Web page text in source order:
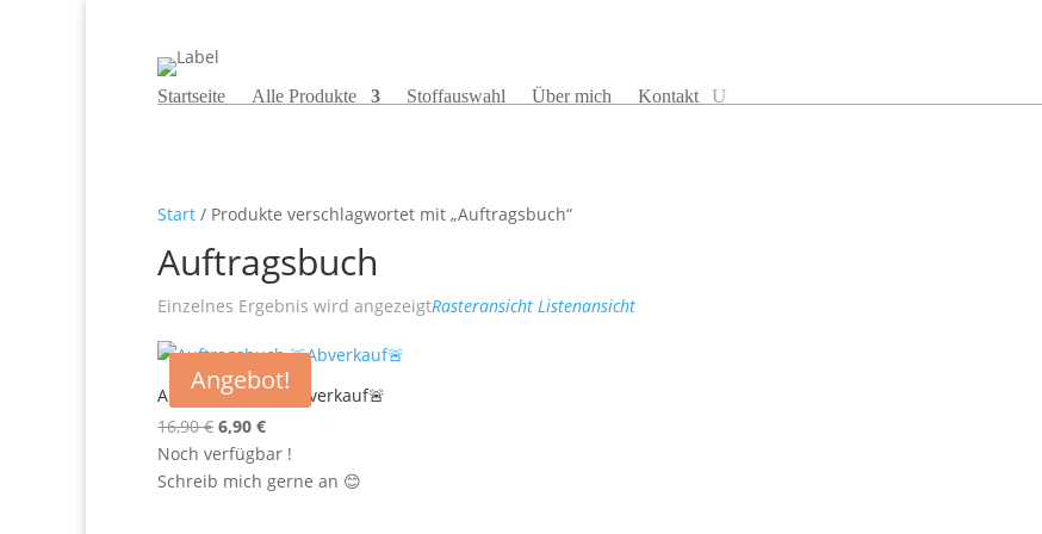
Startseite Alle Produkte Stoffauswahl Über mich Kontakt
Start / Produkte verschlagwortet mit „Auftragsbuch“
Auftragsbuch
Einzelnes Ergebnis wird angezeigtRasteransicht Listenansicht
Angebot!
Auftragsbuch 🚨Abverkauf🚨
16,90€ Ursprünglicher
Preis
war:
6,90 €Aktueller
Preis
ist:
Noch verfügbar !
Schreib mich gerne an 😊